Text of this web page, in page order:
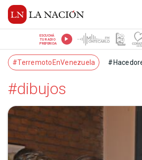
ESCUCHÁ
TU RADIO
PREFERIDA
#TerremotoEnVenezuela
#dibujos